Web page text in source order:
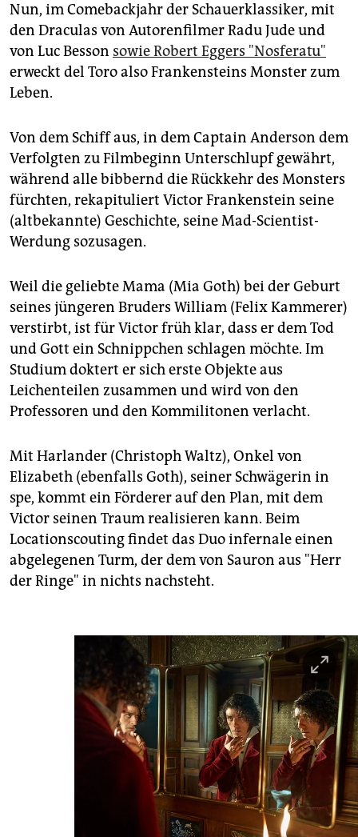
Nun, im Comebackjahr der Schauerklassiker, mit
den Draculas von Autorenfilmer Radu Jude und
von Luc Besson sowie Robert Eggers "Nosferatu"
erweckt del Toro also Frankensteins Monster zum
Leben.
Von dem Schiff aus, in dem Captain Anderson dem
Verfolgten zu Filmbeginn Unterschlupf gewährt,
während alle bibbernd die Rückkehr des Monsters
fürchten, rekapituliert Victor Frankenstein seine
(altbekannte) Geschichte, seine Mad-Scientist-
Werdung sozusagen.
Weil die geliebte Mama (Mia Goth) bei der Geburt
seines jüngeren Bruders William (Felix Kammerer)
verstirbt, ist für Victor früh klar, dass er dem Tod
und Gott ein Schnippchen schlagen möchte. Im
Studium doktert er sich erste Objekte aus
Leichenteilen zusammen und wird von den
Professoren und den Kommilitonen verlacht.
Mit Harlander (Christoph Waltz), Onkel von
Elizabeth (ebenfalls Goth), seiner Schwägerin in
spe, kommt ein Förderer auf den Plan, mit dem
Victor seinen Traum realisieren kann. Beim
Locationscouting findet das Duo infernale einen
abgelegenen Turm, der dem von Sauron aus "Herr
der Ringe" in nichts nachsteht.